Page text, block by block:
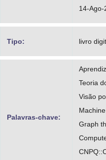
14-Ago-
Tipo: livro
Palavras-chave:
Teoria
Visão
Graph